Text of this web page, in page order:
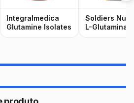
Integralmedica
Glutamine Isolates
Soldiers
L-Glutamina